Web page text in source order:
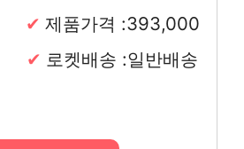
제품가격 :393,000
로켓배송 :일반배송